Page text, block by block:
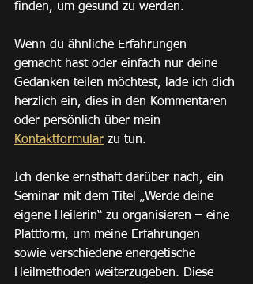
finden, um gesund zu werden.
Wenn du ähnliche Erfahrungen
gemacht hast oder einfach nur deine
Gedanken teilen möchtest, lade ich dich
herzlich ein, dies in den Kommentaren
oder persönlich über mein
Kontaktformular zu tun.
Ich denke ernsthaft darüber nach, ein
Seminar mit dem Titel „Werde deine
eigene Heilerin“ zu organisieren – eine
Plattform, um meine Erfahrungen
sowie verschiedene energetische
Heilmethoden weiterzugeben. Diese